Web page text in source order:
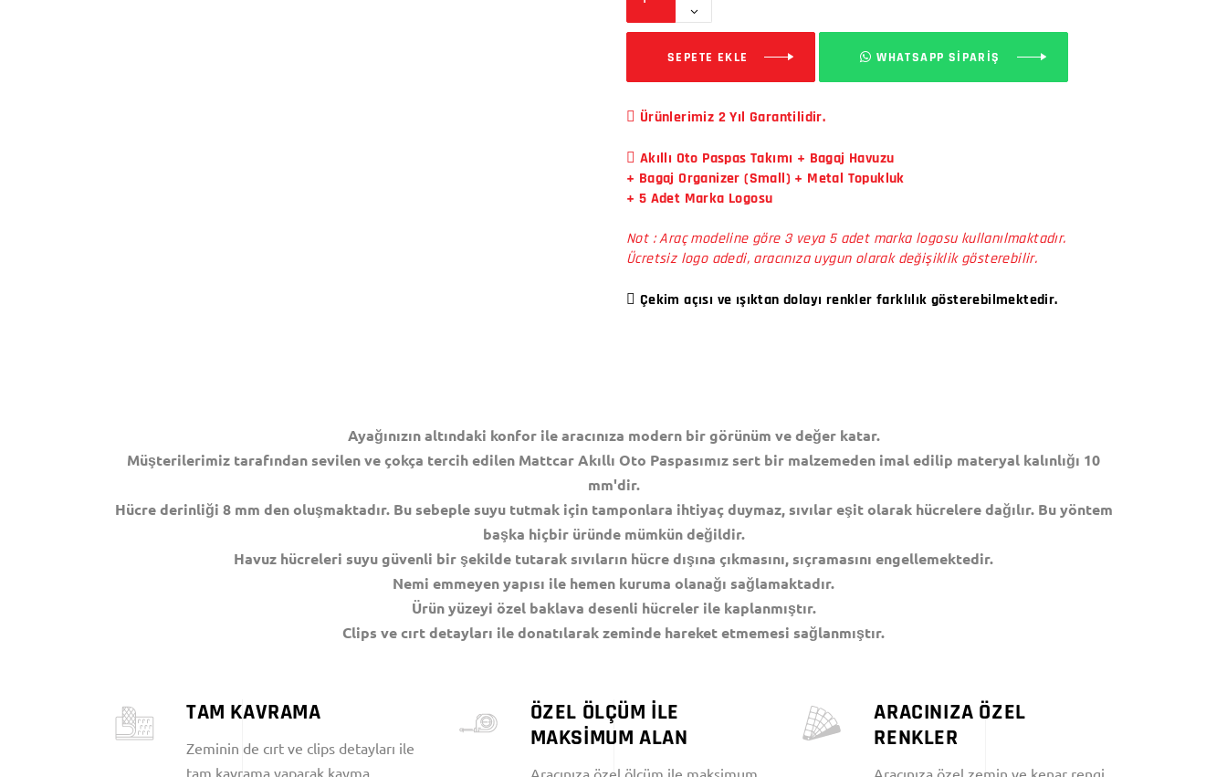
SEPETE EKLE WHATSAPP SİPARİŞ
Ürünlerimiz 2 Yıl Garantilidir.
Akıllı Oto Paspas Takımı + Bagaj Havuzu
+ Bagaj Organizer (Small) + Metal Topukluk
+ 5 Adet Marka Logosu
Not : Araç modeline göre 3 veya 5 adet marka logosu kullanılmaktadır.
Ücretsiz logo adedi, aracınıza uygun olarak değişiklik gösterebilir.
Çekim açısı ve ışıktan dolayı renkler farklılık gösterebilmektedir.
Ayağınızın altındaki konfor ile aracınıza modern bir görünüm ve değer katar.
Müşterilerimiz tarafından sevilen ve çokça tercih edilen Mattcar Akıllı Oto Paspasımız sert bir malzemeden imal edilip materyal kalınlığı 10
mm'dir.
Hücre derinliği 8 mm den oluşmaktadır. Bu sebeple suyu tutmak için tamponlara ihtiyaç duymaz, sıvılar eşit olarak hücrelere dağılır. Bu yöntem
başka hiçbir üründe mümkün değildir.
Havuz hücreleri suyu güvenli bir şekilde tutarak sıvıların hücre dışına çıkmasını, sıçramasını engellemektedir.
Nemi emmeyen yapısı ile hemen kuruma olanağı sağlamaktadır.
Ürün yüzeyi özel baklava desenli hücreler ile kaplanmıştır.
Clips ve cırt detayları ile donatılarak zeminde hareket etmemesi sağlanmıştır.
TAM KAVRAMA
Zeminin de cırt ve clips detayları ile
tam kavrama yaparak kayma
ÖZEL ÖLÇÜM İLE
MAKSİMUM ALAN
Aracınıza özel ölçüm ile maksimum
ARACINIZA ÖZEL
RENKLER
Aracınıza özel zemin ve kenar rengi